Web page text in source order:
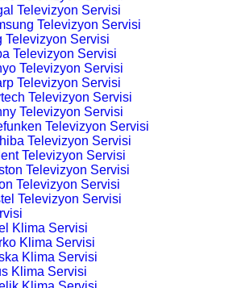
Televizyon Servisi
Televizyon Servisi
Televizyon Servisi
Televizyon Servisi
Televizyon Servisi
Televizyon Servisi
Televizyon Servisi
Televizyon Servisi
Televizyon Servisi
Televizyon Servisi
Televizyon Servisi
Televizyon Servisi
Televizyon Servisi
Televizyon Servisi
Klima Servisi
Klima Servisi
Klima Servisi
Klima Servisi